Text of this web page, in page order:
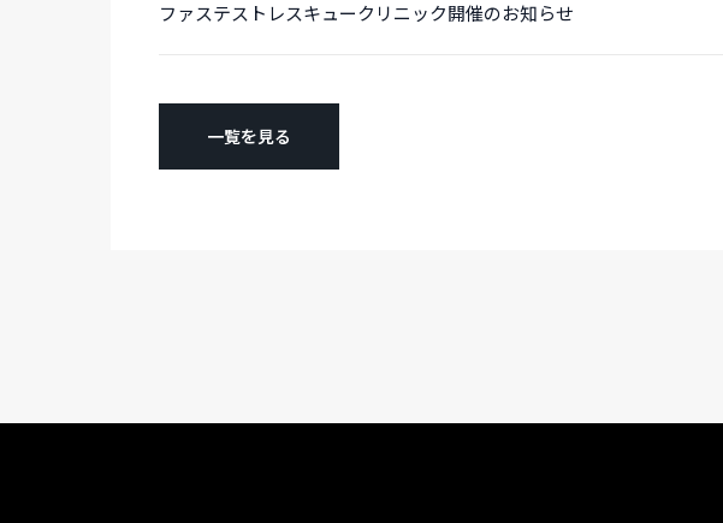
ファステストレスキュークリニック開催のお知らせ
一覧を見る